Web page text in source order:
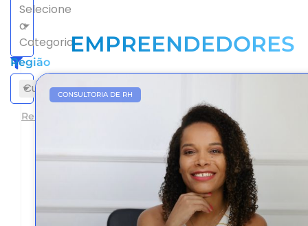
Selecione
a
Categoria
Região
Curriculo×
Remover filtros
EMPREENDEDORES
CONSULTORIA DE RH